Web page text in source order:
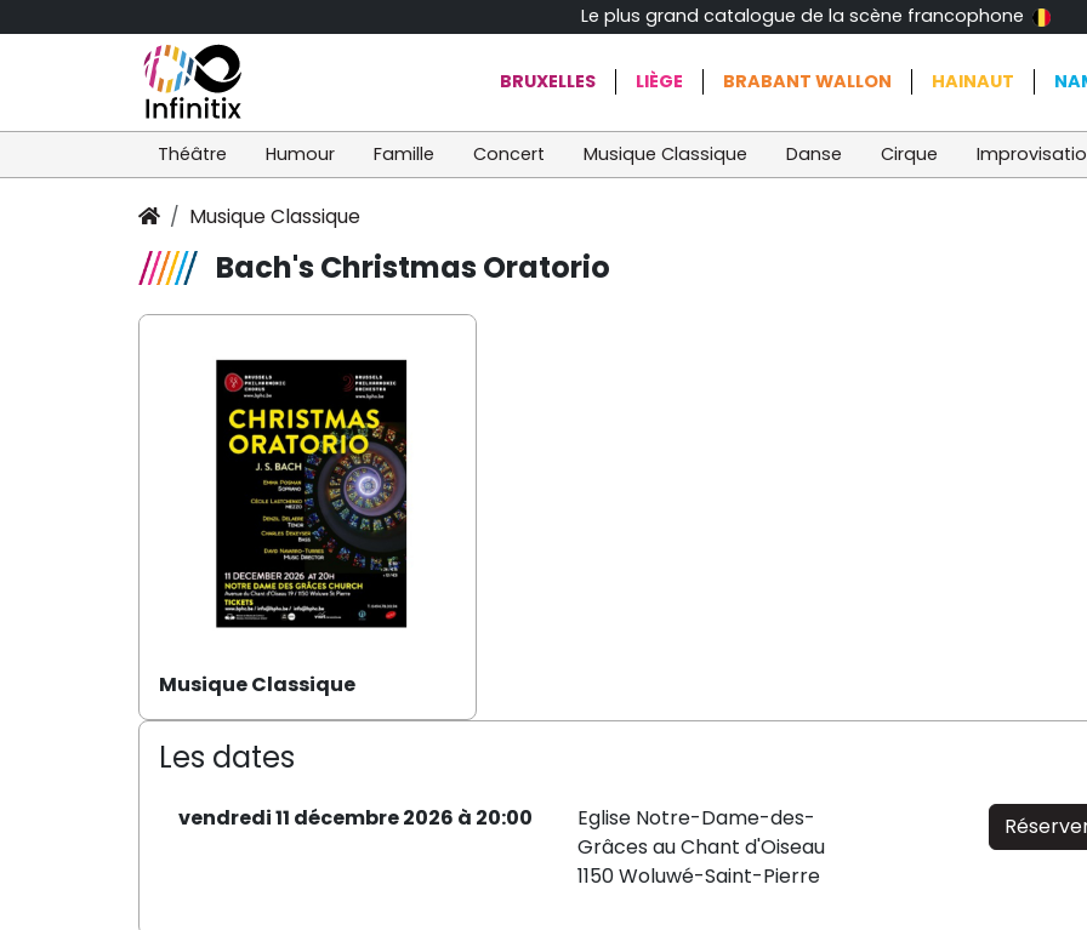
Le plus grand catalogue de la scène francophone
BRUXELLES LIÈGE BRABANT WALLON HAINAUT
Théâtre Humour Famille Concert Musique Classique Danse Cirque
Musique Classique
Bach's Christmas Oratorio
Les dates
vendredi 11 décembre 2026 à 20:00
Eglise Notre-Dame-des-
Grâces au Chant d'Oiseau
1150 Woluwé-Saint-Pierre
Musique Classique